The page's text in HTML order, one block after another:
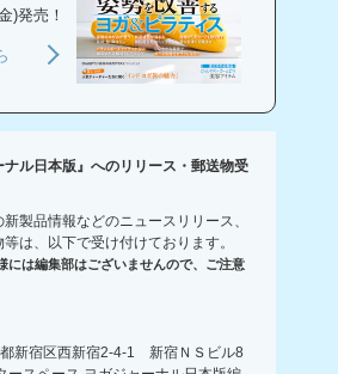
)発売！
ル日本版』へのリリース・郵送物受
製品情報などのニュースリリース、
は、以下で受け付けております。
には編集部はございませんので、ご注意
新宿区西新宿2-4-1 新宿ＮＳビル8